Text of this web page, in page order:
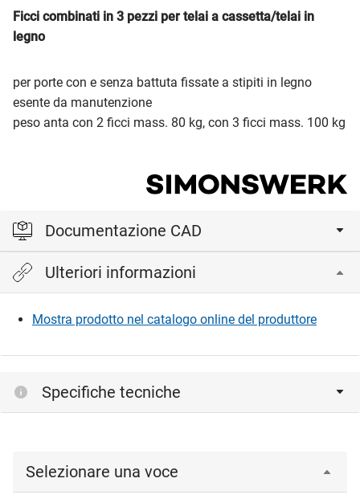
Ficci combinati in 3 pezzi per telai a cassetta/telai in
legno
per porte con e senza battuta fissate a stipiti in legno
esente da manutenzione
peso anta con 2 ficci mass. 80 kg, con 3 ficci mass. 100 kg
Documentazione CAD
Accedi per visualizzare e scaricare i file CAD.
Ulteriori informazioni
Mostra prodotto nel catalogo online del produttore
Specifiche tecniche
Selezionare una voce